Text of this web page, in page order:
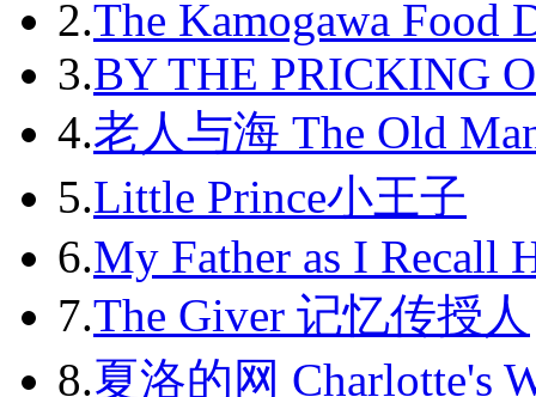
2012-11
2012-12
2013-01
2013-02
2013-03
2013-04
2013-05
2.The Kamogawa Food
3.BY THE PRICKING
4.老人与海 The Old
5.Little Prince小王子
6.My Father as I Recall
7.The Giver 记忆传授人
8.夏洛的网 Charlotte's